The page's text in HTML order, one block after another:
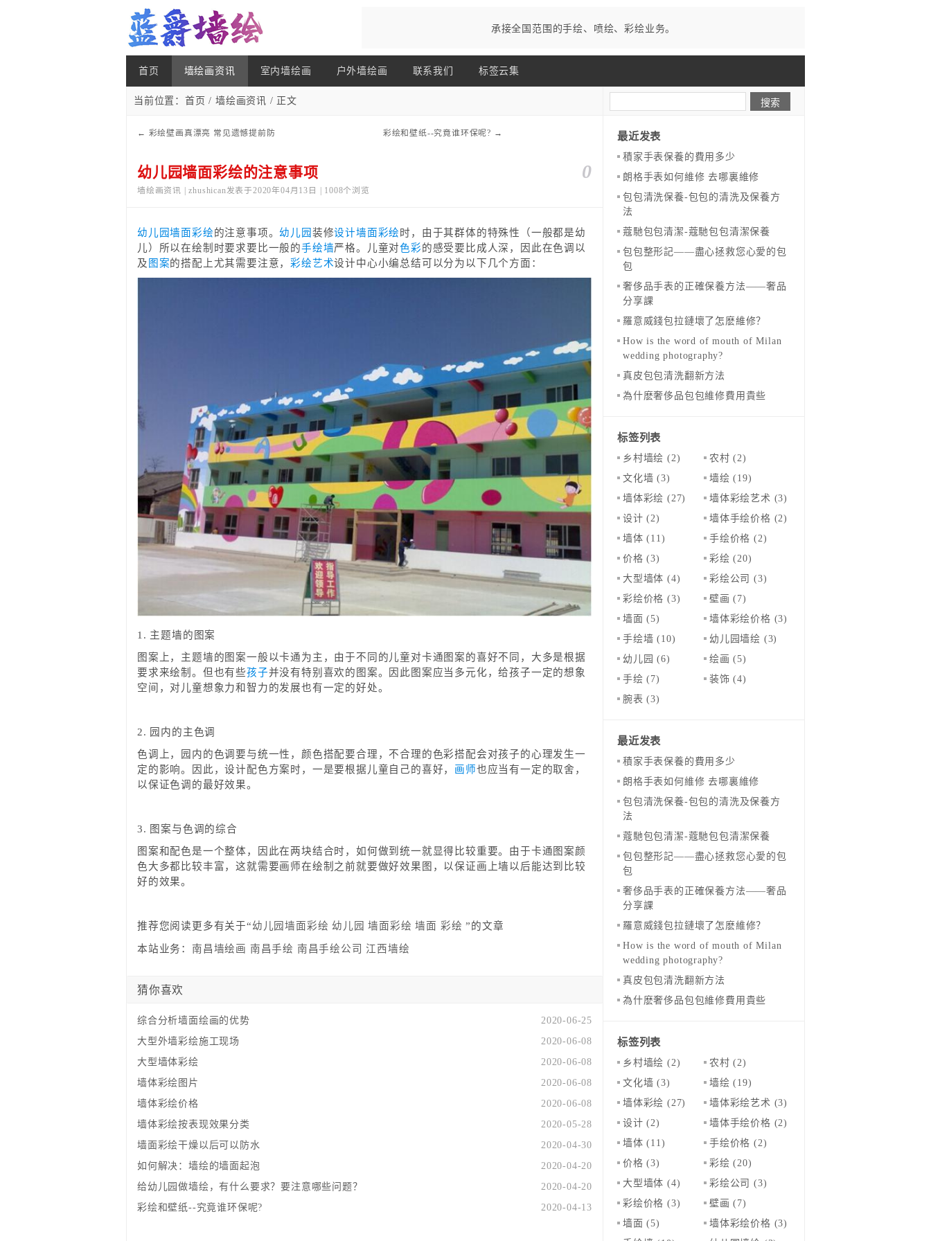
承接全国范围的手绘、喷绘、彩绘业务。
首页 墙绘画资讯 室内墙绘画 户外墙绘画 联系我们 标签云集
当前位置： 首页 /墙绘画资讯 / 正文
← 彩绘壁画真漂亮 常见遗憾提前防 彩绘和壁纸--究竟谁环保呢? →
0
幼儿园墙面彩绘的注意事项
墙绘画资讯 | zhushican发表于2020年04月13日 | 1008个浏览
幼儿园墙面彩绘的注意事项。幼儿园 装修设计墙面彩绘 时，由于其群体的特殊性（一般都是幼
儿）所以在绘制时要求要比一般的手绘墙严格。儿童对色彩的感受要比成人深，因此在色调以
及 图案的搭配上尤其需要注意，彩绘艺术设计中心小编总结可以分为以下几个方面：
1. 主题墙的图案
图案上，主题墙的图案一般以卡通为主，由于不同的儿童对卡通图案的喜好不同，大多是根据
要求来绘制。但也有些孩子并没有特别喜欢的图案。因此图案应当多元化，给孩子一定的想象
空间，对儿童想象力和智力的发展也有一定的好处。
2. 园内的主色调
色调上，园内的色调要与统一性，颜色搭配要合理，不合理的色彩搭配会对孩子的心理发生一
定的影响。因此，设计配色方案时，一是要根据儿童自己的喜好， 画师也应当有一定的取舍，
以保证色调的最好效果。
3. 图案与色调的综合
图案和配色是一个整体，因此在两块结合时，如何做到统一就显得比较重要。由于卡通图案颜
色大多都比较丰富，这就需要画师在绘制之前就要做好效果图，以保证画上墙以后能达到比较
好的效果。
推荐您阅读更多有关于“幼儿园墙面彩绘 幼儿园 墙面彩绘 墙面 彩绘 ”的文章
本站业务： 南昌墙绘画 南昌手绘 南昌手绘公司 江西墙绘
猜你喜欢
2020-06-25
综合分析墙面绘画的优势
2020-06-08
大型外墙彩绘施工现场
2020-06-08
大型墙体彩绘
2020-06-08
墙体彩绘图片
2020-06-08
墙体彩绘价格
2020-05-28
墙体彩绘按表现效果分类
2020-04-30
墙面彩绘干燥以后可以防水
2020-04-20
如何解决：墙绘的墙面起泡
2020-04-20
给幼儿园做墙绘，有什么要求？要注意哪些问题？
2020-04-13
彩绘和壁纸--究竟谁环保呢?
最近发表
​積家手表保養的費用多少
​朗格手表如何維修 去哪裏維修
​包包清洗保養-包包的清洗及保養方
法
​蔻馳包包清潔-蔻馳包包清潔保養
包包整形記——盡心拯救您心愛的包
包
奢侈品手表的正確保養方法——奢品
分享課
羅意威錢包拉鏈壞了怎麽維修？
How is the word of mouth of Milan
wedding photography?
真皮包包清洗翻新方法
為什麽奢侈品包包維修費用貴些
标签列表
乡村墙绘 (2) 农村 (2)
文化墙 (3) 墙绘 (19)
墙体彩绘 (27) 墙体彩绘艺术 (3)
设计 (2) 墙体手绘价格 (2)
墙体 (11) 手绘价格 (2)
价格 (3) 彩绘 (20)
大型墙体 (4) 彩绘公司
(3)
彩绘价格 (3) 壁画 (7)
墙面 (5) 墙体彩绘价格 (3)
手绘墙 (10) 幼儿园墙绘 (3)
幼儿园 (6) 绘画 (5)
手绘 (7) 装饰 (4)
腕表 (3)
最近发表
​積家手表保養的費用多少
​朗格手表如何維修 去哪裏維修
​包包清洗保養-包包的清洗及保養方
法
​蔻馳包包清潔-蔻馳包包清潔保養
包包整形記——盡心拯救您心愛的包
包
奢侈品手表的正確保養方法——奢品
分享課
羅意威錢包拉鏈壞了怎麽維修？
How is the word of mouth of Milan
wedding photography?
真皮包包清洗翻新方法
為什麽奢侈品包包維修費用貴些
标签列表
乡村墙绘 (2) 农村 (2)
文化墙 (3) 墙绘 (19)
墙体彩绘 (27) 墙体彩绘艺术 (3)
设计 (2) 墙体手绘价格 (2)
墙体 (11) 手绘价格 (2)
价格 (3) 彩绘 (20)
大型墙体 (4) 彩绘公司
(3)
彩绘价格 (3) 壁画 (7)
墙面 (5) 墙体彩绘价格 (3)